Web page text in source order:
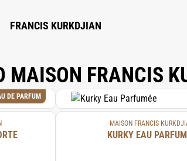
FRANCIS KURKDJIAN
FRANCIS
DE PARFUM
MAISON FRANCIS
KURKY EAU